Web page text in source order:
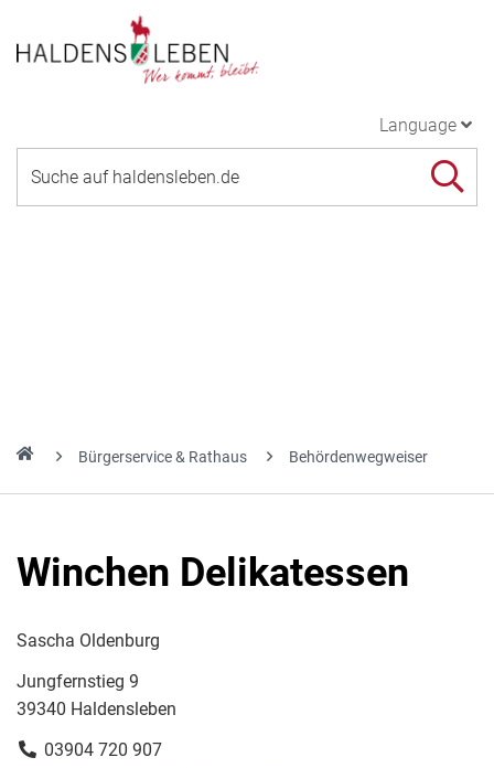
Language
Bürgerservice & Rathaus Behördenwegweiser
Winchen Delikatessen
Sascha Oldenburg
Jungfernstieg 9
39340 Haldensleben
03904 720 907